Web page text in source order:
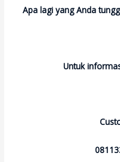
Apa lagi yang Anda
Untuk